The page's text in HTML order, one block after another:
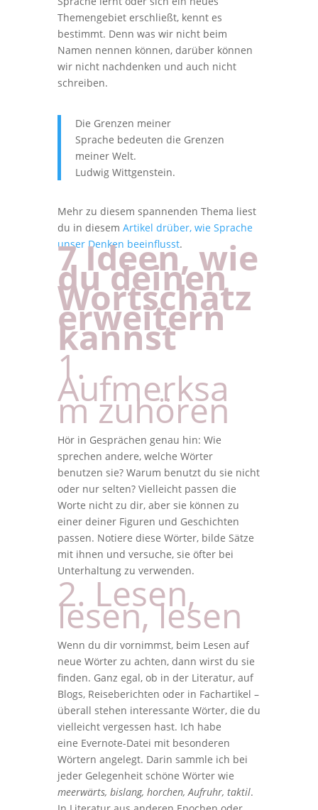
Themengebiet erschließt, kennt es
bestimmt. Denn was wir nicht beim
Namen nennen können, darüber können
wir nicht nachdenken und auch nicht
schreiben.
Die Grenzen meiner
Sprache bedeuten die Grenzen
meiner Welt.
Ludwig Wittgenstein.
Mehr zu diesem spannenden Thema liest
du in diesem Artikel drüber, wie Sprache
unser Denken beeinflusst.
7 Ideen, wie
du deinen
Wortschatz
erweitern
kannst
1.
Aufmerksa
m zuhören
Hör in Gesprächen genau hin: Wie
sprechen andere, welche Wörter
benutzen sie? Warum benutzt du sie nicht
oder nur selten? Vielleicht passen die
Worte nicht zu dir, aber sie können zu
einer deiner Figuren und Geschichten
passen. Notiere diese Wörter, bilde Sätze
mit ihnen und versuche, sie öfter bei
Unterhaltung zu verwenden.
2. Lesen,
lesen, lesen
Wenn du dir vornimmst, beim Lesen auf
neue Wörter zu achten, dann wirst du sie
finden. Ganz egal, ob in der Literatur, auf
Blogs, Reiseberichten oder in Fachartikel –
überall stehen interessante Wörter, die du
vielleicht vergessen hast. Ich habe
eine Evernote-Datei mit besonderen
Wörtern angelegt. Darin sammle ich bei
jeder Gelegenheit schöne Wörter wie
meerwärts, bislang, horchen, Aufruhr, taktil.